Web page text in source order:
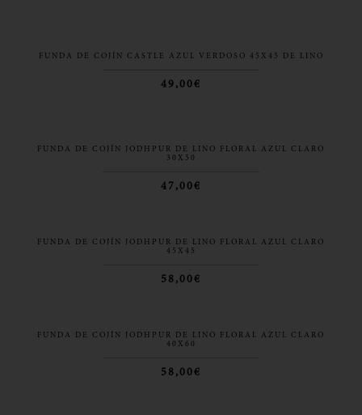
FUNDA DE COJÍN CASTLE AZUL VERDOSO 45X45 DE LINO
49,00€
FUNDA DE COJÍN JODHPUR DE LINO FLORAL AZUL CLARO
30X50
47,00€
FUNDA DE COJÍN JODHPUR DE LINO FLORAL AZUL CLARO
45X45
58,00€
FUNDA DE COJÍN JODHPUR DE LINO FLORAL AZUL CLARO
40X60
58,00€